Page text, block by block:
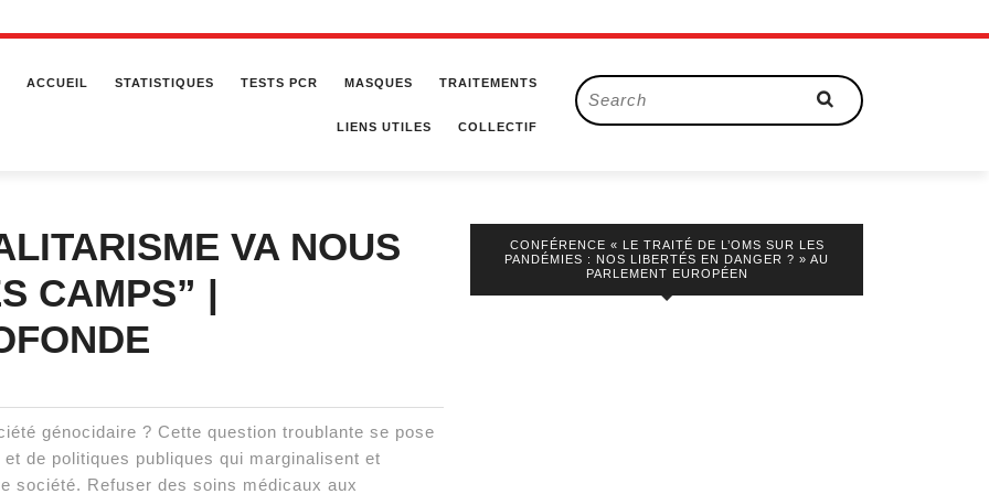
ACCUEIL STATISTIQUES TESTS PCR MASQUES TRAITEMENTS
LIENS UTILES COLLECTIF
Search
for:
VA NOUS
CAMPS” |
génocidaire ? Cette question troublante se pose
de politiques publiques qui marginalisent et
société. Refuser des soins médicaux aux
CONFÉRENCE « LE TRAITÉ DE L’OMS SUR LES
PANDÉMIES : NOS LIBERTÉS EN DANGER ? » AU
PARLEMENT EUROPÉEN